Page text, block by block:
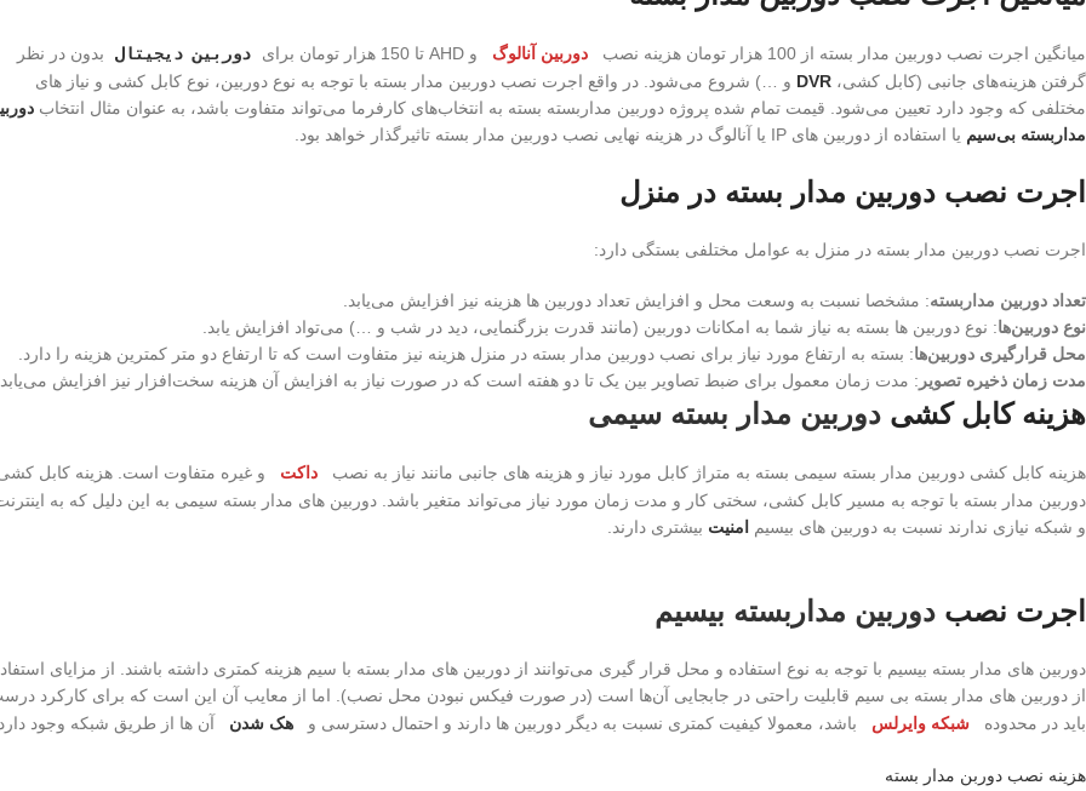
میانگین اجرت نصب دوربین مدار بسته از 100 هزار تومان هزینه نصب دوربین آنالوگ و AHD تا 150 هزار تومان برای دوربین دیجیتال
بدون در نظر
گرفتن هزینه‌های جانبی (کابل کشی، DVR و …) شروع می‌شود. در واقع اجرت نصب دوربین مدار بسته با توجه به نوع دوربین، نوع کابل کشی و نیاز های
مختلفی که وجود دارد تعیین می‌شود. قیمت تمام شده پروژه دوربین مداربسته بسته به انتخاب‌های کارفرما می‌تواند متفاوت باشد، به عنوان مثال انتخاب
مداربسته بی‌سیم یا استفاده از دوربین های IP یا آنالوگ در هزینه نهایی نصب دوربین مدار بسته تاثیرگذار خواهد بود.
اجرت نصب دوربین مدار بسته در منزل
اجرت نصب دوربین مدار بسته در منزل به عوامل مختلفی بستگی دارد:
تعداد دوربین مداربسته: مشخصا نسبت به وسعت محل و افزایش تعداد دوربین ها هزینه نیز افزایش می‌یابد.
نوع دوربین‌ها: نوع دوربین ها بسته به نیاز شما به امکانات دوربین (مانند قدرت بزرگنمایی، دید در شب و …) می‌تواد افزایش یابد.
محل قرارگیری دوربین‌ها: بسته به ارتفاع مورد نیاز برای نصب دوربین مدار بسته در منزل هزینه نیز متفاوت است که تا ارتفاع دو متر کمترین هزینه را دارد.
مدت زمان ذخیره تصویر : مدت زمان معمول برای ضبط تصاویر بین یک تا دو هفته است که در صورت نیاز به افزایش آن هزینه سخت‌افزار نیز افزایش
هزینه کابل کشی دوربین مدار بسته سیمی
هزینه کابل کشی دوربین مدار بسته سیمی بسته به متراژ کابل مورد نیاز و هزینه های جانبی مانند نیاز به نصب داکت
و غیره متفاوت است. هزینه کابل
دوربین مدار بسته با توجه به مسیر کابل کشی، سختی کار و مدت زمان مورد نیاز می‌تواند متغیر باشد. دوربین های مدار بسته سیمی به این دلیل که به
و شبکه نیازی ندارند نسبت به دوربین های بیسیم
امنیت بیشتری دارند.
اجرت نصب دوربین مداربسته بیسیم
دوربین های مدار بسته بیسیم با توجه به نوع استفاده و محل قرار گیری می‌توانند از دوربین های مدار بسته با سیم هزینه کمتری داشته باشند. از مزایای
از دوربین های مدار بسته بی سیم قابلیت راحتی در جابجایی آن‌ها است (در صورت فیکس نبودن محل نصب). اما از معایب آن این است که برای کارکرد
باید در محدوده
شبکه وایرلس باشد، معمولا کیفیت کمتری نسبت به دیگر دوربین ها دارند و احتمال دسترسی و هک شدن آن ها از طریق شبکه وجود
هزینه نصب دوربن مدار بسته